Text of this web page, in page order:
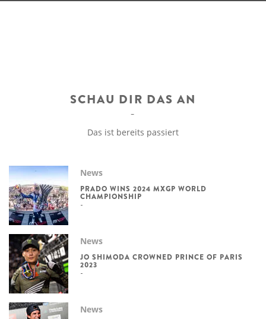
SCHAU DIR DAS AN
Das ist bereits passiert
News
PRADO WINS 2024 MXGP WORLD
CHAMPIONSHIP
News
JO SHIMODA CROWNED PRINCE OF PARIS
2023
News